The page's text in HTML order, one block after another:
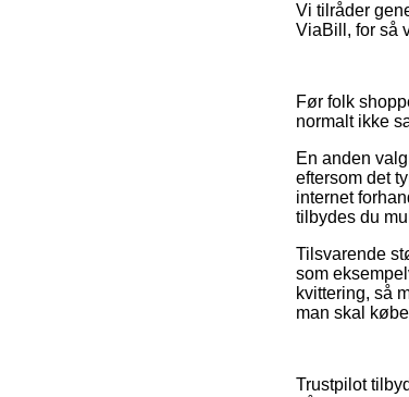
Vi tilråder
ViaBill, for så
Før folk
normalt ikke
En anden
eftersom det
internet
tilbydes du
Tilsvarende
som
kvittering, så
man skal
Trustpilot